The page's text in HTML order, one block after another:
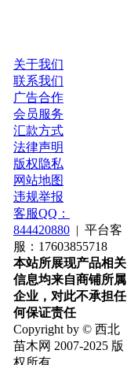
关于我们
联系我们
广告合作
会员服务
汇款方式
法律声明
版权隐私
网站地图
违规举报
客服QQ：
844420880 | 平台客
服：17603855718
本站所展现产品相关
信息均来自商铺所属
企业，对此不承担任
何保证责任
Copyright by © 西北
苗木网 2007-2025 版
权所有